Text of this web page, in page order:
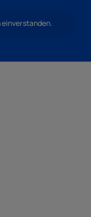
einverstanden.